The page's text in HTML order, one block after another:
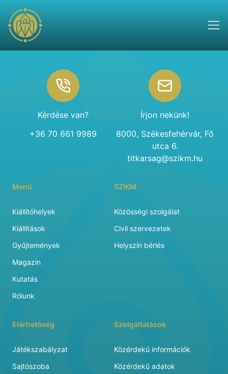
Kérdése van?
+36 70 661 9989
Írjon nekünk!
8000, Székesfehérvár, Fő
utca 6.
titkarsag@szikm.hu
Menü
Kiállítóhelyek
Kiállítások
Gyűjtemények
Magazin
Kutatás
Rólunk
SZIKM
Közösségi szolgálat
Civil szervezetek
Helyszín bérlés
Elérhetőség
Játékszabályzat
Sajtószoba
Szolgáltatások
Közérdekű információk
Közérdekű adatok